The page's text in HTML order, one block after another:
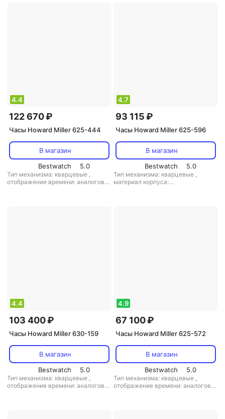
4.4
122 670 ₽
Часы Howard Miller 625-444
В магазин
Bestwatch
5.0
Тип механизма: кварцевые ,
отображение времени: аналоговое
4.7
93 115 ₽
Часы Howard Miller 625-596
В магазин
Bestwatch
5.0
Тип механизма: кварцевые ,
материал корпуса:
4.4
103 400 ₽
Часы Howard Miller 630-159
В магазин
Bestwatch
5.0
Тип механизма: кварцевые ,
отображение времени: аналоговое
4.9
67 100 ₽
Часы Howard Miller 625-572
В магазин
Bestwatch
5.0
Тип механизма: кварцевые ,
отображение времени: аналоговое